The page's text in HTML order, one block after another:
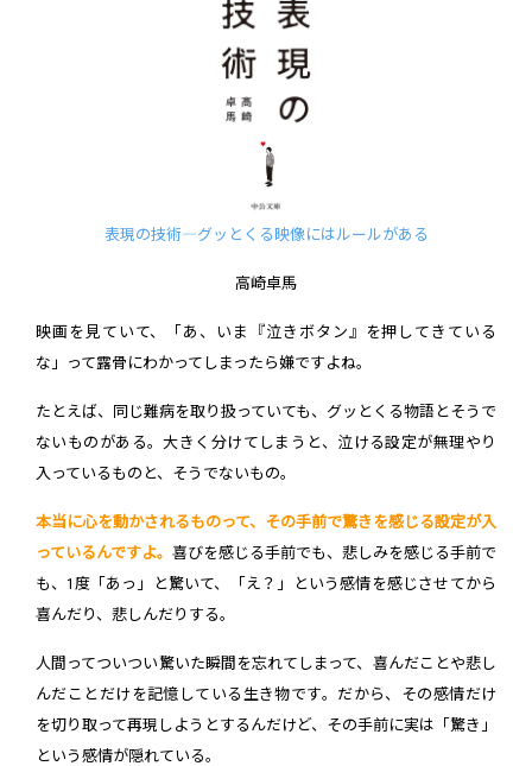
表現の技術―グッとくる映像にはルールがある
高崎卓馬
映画を見ていて、「あ、いま『泣きボタン』を押してきている
な」って露骨にわかってしまったら嫌ですよね。
たとえば、同じ難病を取り扱っていても、グッとくる物語とそうで
ないものがある。大きく分けてしまうと、泣ける設定が無理やり
入っているものと、そうでないもの。
本当に心を動かされるものって、その手前で驚きを感じる設定が入
っているんですよ。 喜びを感じる手前でも、悲しみを感じる手前で
も、1度「あっ」と驚いて、「え？」という感情を感じさせてから
喜んだり、悲しんだりする。
人間ってついつい驚いた瞬間を忘れてしまって、喜んだことや悲し
んだことだけを記憶している生き物です。だから、その感情だけ
を切り取って再現しようとするんだけど、その手前に実は「驚き」
という感情が隠れている。